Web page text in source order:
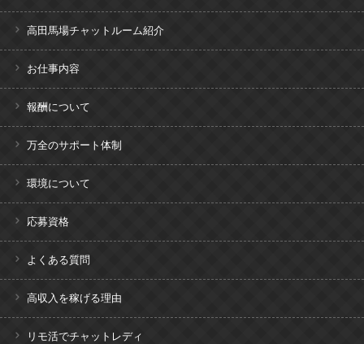
高田馬場チャットルーム紹介
お仕事内容
報酬について
万全のサポート体制
環境について
応募資格
よくある質問
高収入を稼げる理由
リモ活でチャットレディ